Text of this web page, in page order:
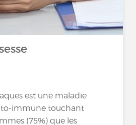
est une maladie
immune touchant
(75%) que les